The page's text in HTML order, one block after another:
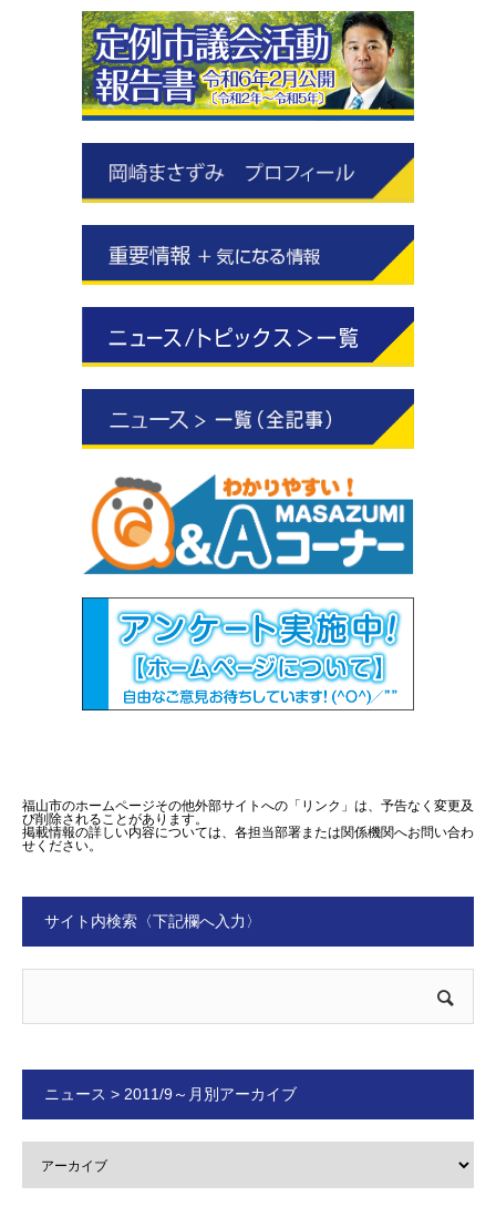
福山市のホームページその他外部サイトへの「リンク」は、予告なく変更及
び削除されることがあります。
掲載情報の詳しい内容については、各担当部署または関係機関へお問い合わ
せください。
サイト内検索〈下記欄へ入力〉
ニュース > 2011/9～月別アーカイブ